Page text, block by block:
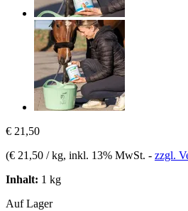
€ 21,50
(€ 21,50 / kg, inkl. 13% MwSt. - zzgl.
Inhalt: 1 kg
Auf Lager